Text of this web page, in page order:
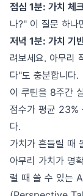
점심 1분: 가치 체
나?" 이 질문 하나
저녁 1분: 가치 기
려보세요. 아무리
다"도 충분합니다.
이 루틴을 8주간
점수가 평균 23%
다.
가치가 흔들릴 때
아무리 가치가 명
럴 때 쓸 수 있는